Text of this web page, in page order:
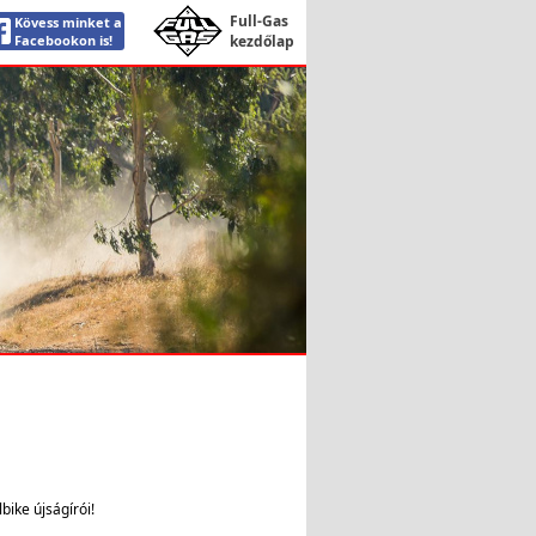
Kövess minket a
Facebookon is!
Full-Gas
kezdőlap
újságírói!